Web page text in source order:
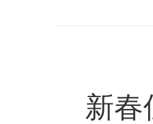
新春